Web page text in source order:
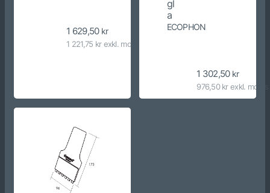
1 629,50 kr
1 221,75 kr exkl. moms
gl
a
ECOPHON
1 302,50 kr
976,50 kr exkl. moms